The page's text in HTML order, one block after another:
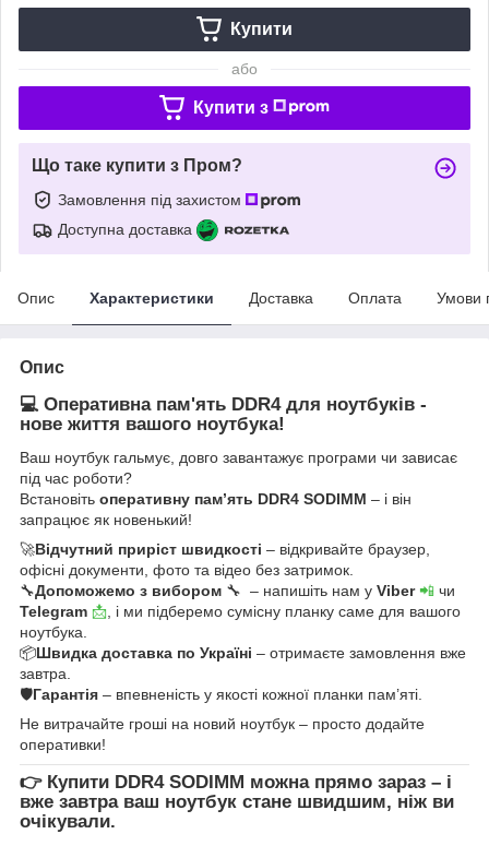
Купити
або
Купити з
Що таке купити з Пром?
Замовлення під захистом
Доступна доставка
Опис Характеристики Доставка Оплата Умови
Опис
💻 Оперативна пам'ять DDR4 для ноутбуків -
нове життя вашого ноутбука!
Ваш ноутбук гальмує, довго завантажує програми чи зависає
під час роботи?
Встановіть оперативну пам’ять DDR4 SODIMM – і він
запрацює як новенький!
🚀Відчутний приріст швидкості – відкривайте браузер,
офісні документи, фото та відео без затримок.
🔧Допоможемо з вибором 🔧 – напишіть нам у Viber📲 чи
Telegram 📩 , і ми підберемо сумісну планку саме для вашого
ноутбука.
📦Швидка доставка по Україні – отримаєте замовлення вже
завтра.
🛡Гарантія – впевненість у якості кожної планки пам’яті.
Не витрачайте гроші на новий ноутбук – просто додайте
оперативки!
👉 Купити DDR4 SODIMM можна прямо зараз – і
вже завтра ваш ноутбук стане швидшим, ніж ви
очікували.